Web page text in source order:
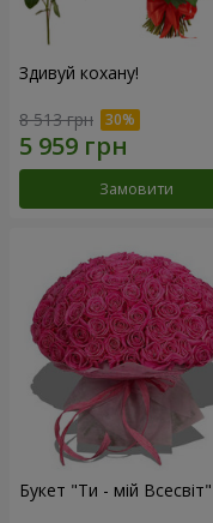
Здивуй кохану!
8 513 грн
Замовити
Букет "Ти - мій Всесвіт"